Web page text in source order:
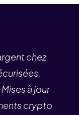
chez
à jour
crypto